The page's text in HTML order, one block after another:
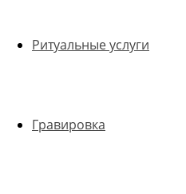
Ритуальные услуги
Гравировка